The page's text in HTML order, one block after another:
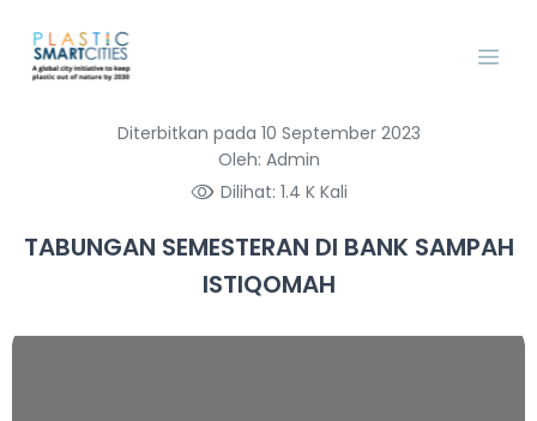
Diterbitkan pada 10 September 2023
Oleh: Admin
Dilihat: 1.4 K Kali
TABUNGAN SEMESTERAN DI BANK SAMPAH
ISTIQOMAH